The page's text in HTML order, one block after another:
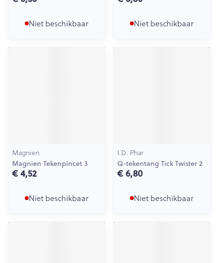
Niet beschikbaar Niet beschikbaar
Magnien
Magnien Tekenpincet 3
€ 4,52
Niet beschikbaar
I.D. Phar
Q-tekentang Tick Twister 2
€ 6,80
Niet beschikbaar